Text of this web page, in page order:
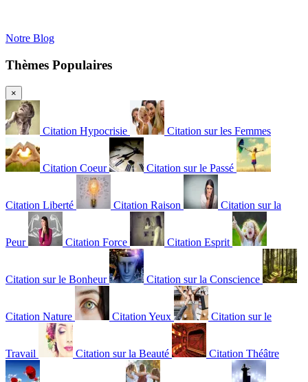
Notre Blog
Thèmes Populaires
×
Citation Hypocrisie Citation sur les Femmes
Citation Coeur Citation sur le Passé
Citation Liberté Citation Raison Citation sur la
Peur Citation Force Citation Esprit
Citation sur le Bonheur Citation sur la Conscience
Citation Nature Citation Yeux Citation sur le
Travail Citation sur la Beauté Citation Théâtre